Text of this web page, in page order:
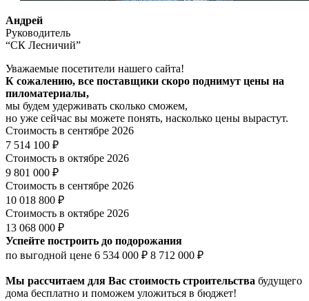
Андрей
Руководитель
“СК Лесничий”
Уважаемые посетители нашего сайта!
К сожалению, все поставщики скоро поднимут цены на
пиломатериалы,
мы будем удерживать сколько сможем,
но уже сейчас вы можете понять, насколько цены вырастут.
Стоимость в сентябре 2026
7 514 100 ₽
Стоимость в октябре 2026
9 801 000 ₽
Стоимость в сентябре 2026
10 018 800 ₽
Стоимость в октябре 2026
13 068 000 ₽
Успейте построить до подорожания
по выгодной цене 6 534 000 ₽ 8 712 000 ₽
Мы рассчитаем для Вас стоимость строительства будущего
дома бесплатно и поможем уложиться в бюджет!